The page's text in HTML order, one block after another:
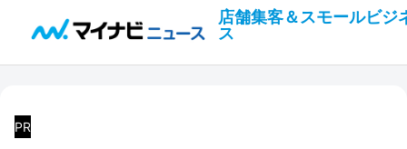
店舗集客＆スモールビジ
ス
PR